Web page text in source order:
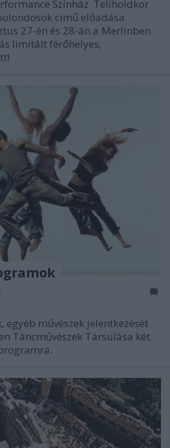
Színház Teliholdkor
című előadása
27-én és 28-án a Merlinben.
limitált férőhelyes,
egyéb művészek jelentkezését
Táncművészek Társulása két